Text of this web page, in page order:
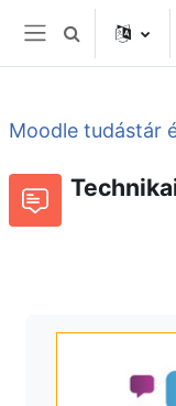
Tovább a fő tartalomhoz
Oldalpanel
Keresési